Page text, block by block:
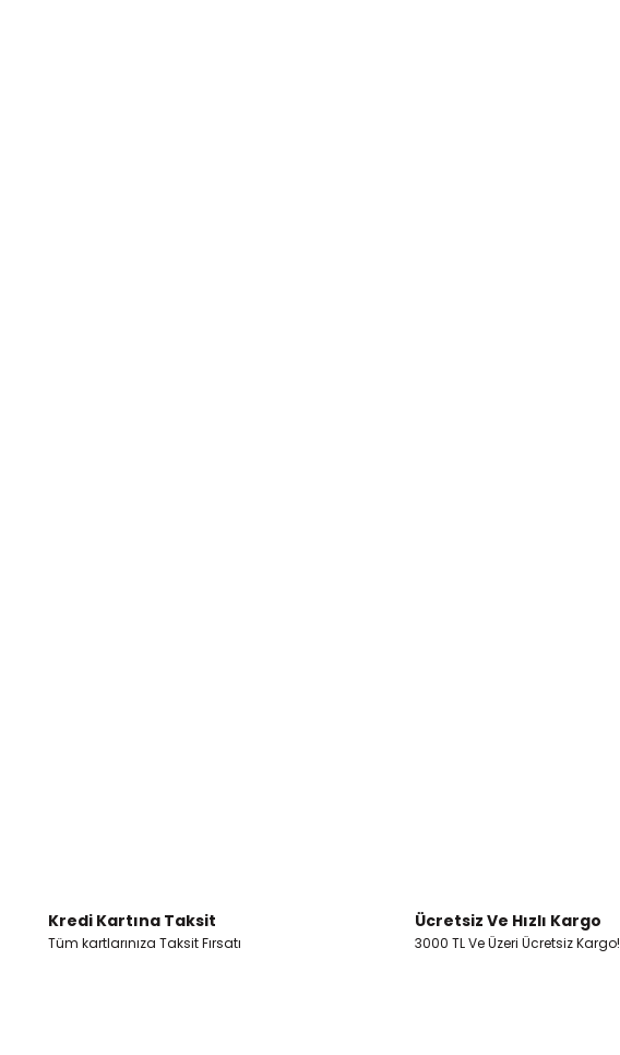
Kredi Kartına Taksit
Tüm kartlarınıza Taksit Fırsatı
Ücretsiz Ve Hızlı Kargo
3000 TL Ve Üzeri Ücretsiz Kargo!